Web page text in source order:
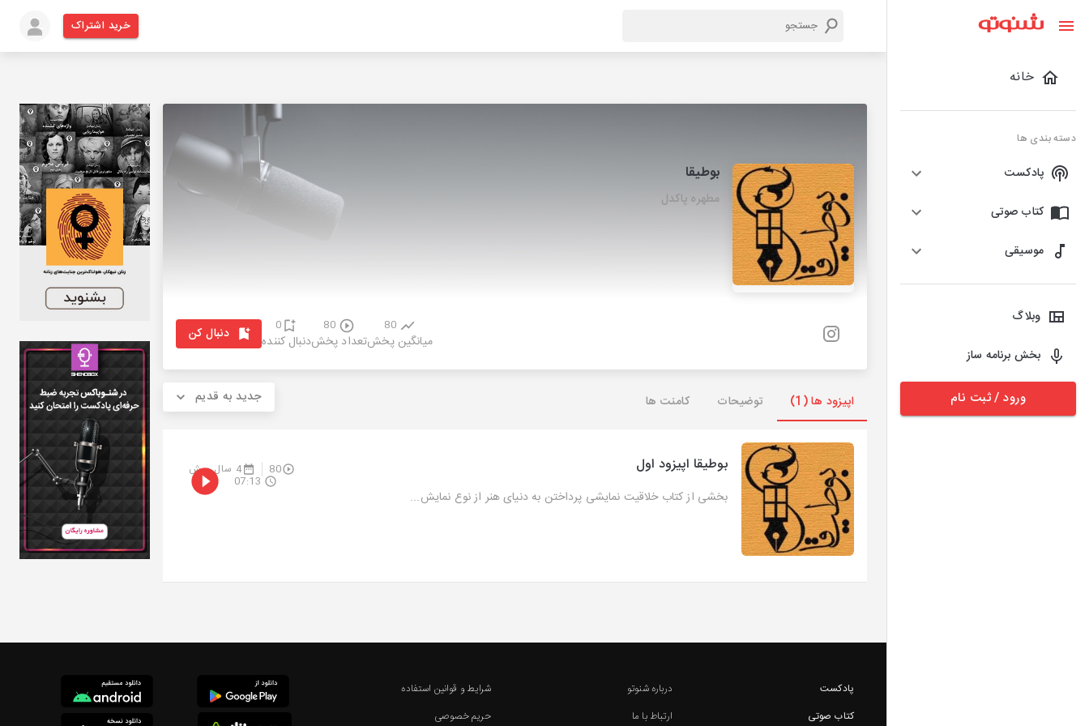
خانه
دسته بندی ها
پادکست
کتاب صوتی
موسیقی
وبلاگ
بخش برنامه ساز
ورود / ثبت نام
خرید اشتراک
بوطیقا
مطهره پاکدل
80
میانگین پخش
80
تعداد پخش
0
دنبال کننده دنبال کن
اپیزود ها (1) توضیحات کامنت ها جدید به قدیم
بوطیقا اپیزود اول 80 4 سال پیش
بخشی از کتاب خلاقیت نمایشی پرداختن به دنیای هنر از نوع نمایش...
07:13
پادکست
کتاب صوتی
درباره شنوتو
ارتباط با ما
شرایط و قوانین استفاده
حریم خصوصی